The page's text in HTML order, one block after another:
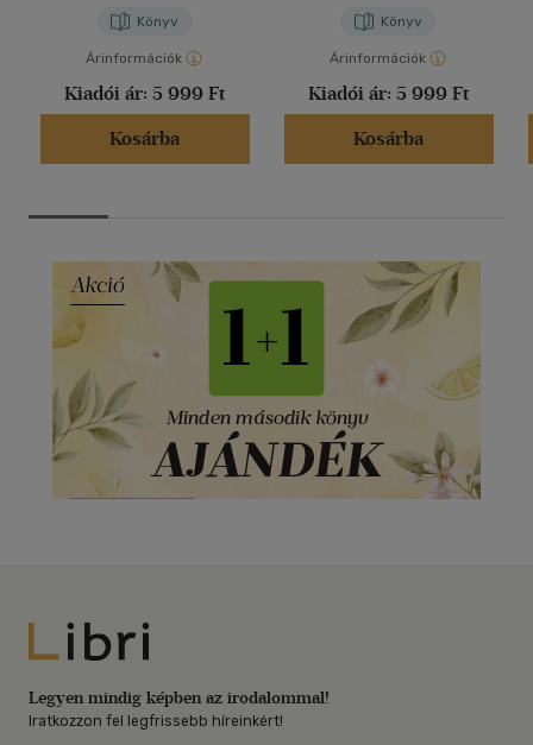
Könyv
Árinformációk
Kiadói ár: 5 999 Ft
Kosárba
Könyv
Árinformációk
Kiadói ár: 5 999 Ft
Kosárba
Libri
Legyen mindig képben az irodalommal!
Iratkozzon fel legfrissebb híreinkért!